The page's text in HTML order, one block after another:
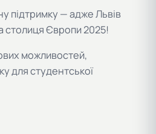
підтримку — адже Львів
столиця Європи 2025!
можливостей,
для студентської